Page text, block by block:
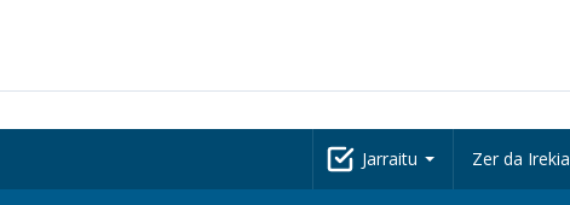
Jarraitu Zer da Irekia